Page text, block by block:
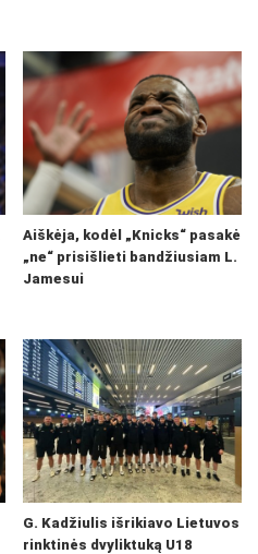
Aiškėja, kodėl „Knicks“ pasakė
„ne“ prisišlieti bandžiusiam L.
Jamesui
G. Kadžiulis išrikiavo Lietuvos
rinktinės dvyliktuką U18